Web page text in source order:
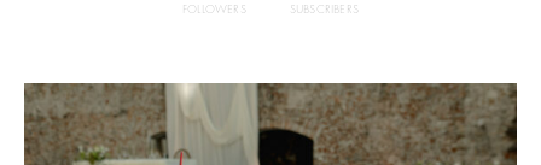
FOLLOWERS
SUBSCRIBERS